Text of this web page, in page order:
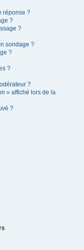
réponse ?
?
?
sondage ?
?
?
?
» affiché lors de la
?